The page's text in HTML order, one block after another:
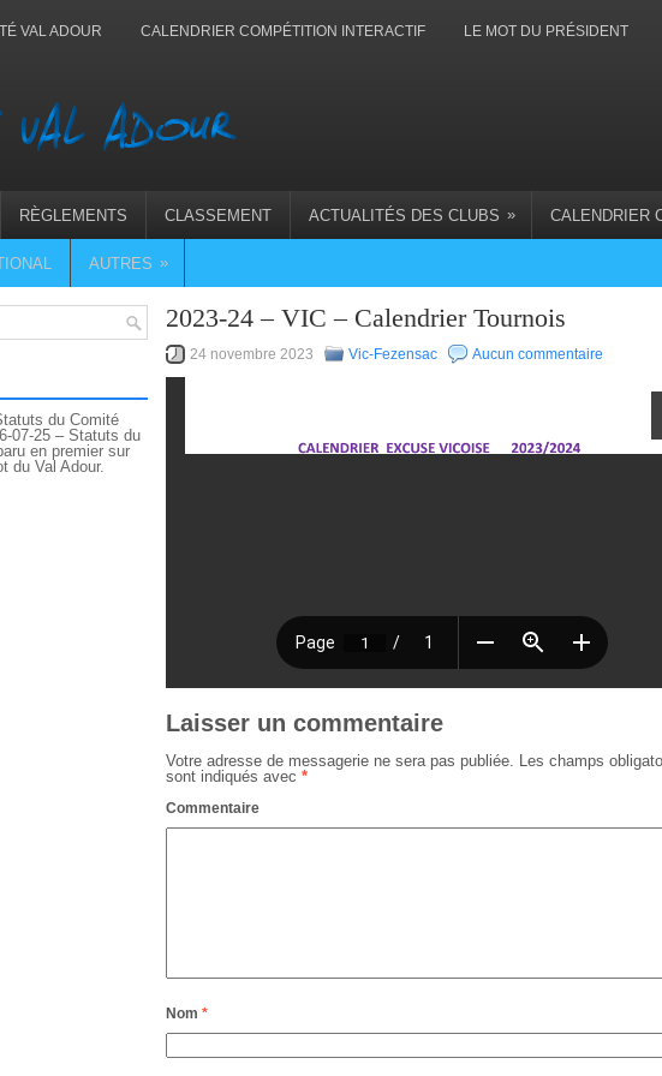
VAL ADOUR CALENDRIER COMPÉTITION INTERACTIF LE MOT DU PRÉSIDENT
RÈGLEMENTS CLASSEMENT ACTUALITÉS DES CLUBS » CALENDRIER
AUTRES »
2023-24 – VIC – Calendrier Tournois
24 novembre 2023 Vic-Fezensac Aucun commentaire
Laisser un commentaire
Votre adresse de messagerie ne sera pas publiée. Les champs
sont indiqués avec *
Commentaire
Nom *
du Comité
07-25 – Statuts du
en premier sur
du Val Adour.